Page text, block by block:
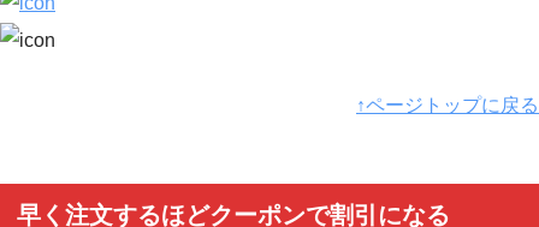
↑ページトップに戻る
早く注文するほどクーポンで割引になる